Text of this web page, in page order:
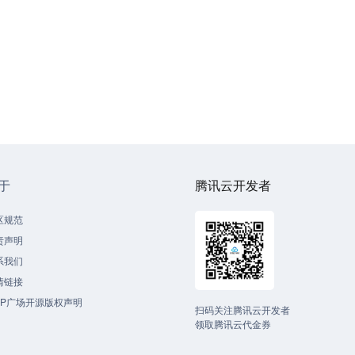
规范
声明
我们
链接
广场开源版权声明
腾讯云开发者
扫码关注腾讯云开发者
领取腾讯云代金券